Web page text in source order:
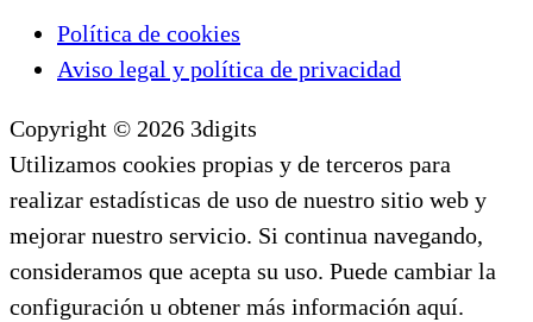
Política de cookies
Aviso legal y política de privacidad
Copyright © 2026 3digits
Utilizamos cookies propias y de terceros para
realizar estadísticas de uso de nuestro sitio web y
mejorar nuestro servicio. Si continua navegando,
consideramos que acepta su uso. Puede cambiar la
configuración u obtener más información aquí.